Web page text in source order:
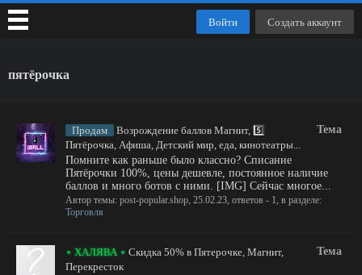
пятёрочка
Тема
Продам
Возрождение баллов Магнит, 5️⃣
Пятёрочка, Афиша, Детский мир, еда, кинотеатры...
Помните как раньше было классно? Списание
Пятёрочки 100%, цены дешевле, постоянное наличие
баллов и много ботов с ними. [IMG] Сейчас многое...
Автор темы: post-popular.shop, 25.02.23, ответов - 1, в разделе:
Торговля
Тема
⋆ ХАЛЯВА ⋆ Скидка 50% в Пятерочке, Магнит,
Перекресток
Войти Создать аккаунт